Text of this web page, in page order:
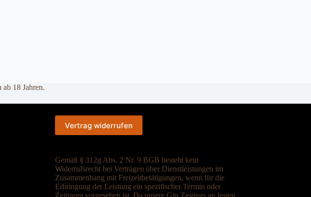
18 Jahren.
Vertrag widerrufen
Gemäß § 312g Abs. 2 Nr. 9 BGB besteht kein
Widerrufsrecht bei Verträgen über Dienstleistungen im
Zusammenhang mit Freizeitbetätigungen, wenn für die
Erbringung der Leistung ein spezifischer Termin oder
Zeitraum vorgesehen ist. Da unsere Gin Tastings an festen